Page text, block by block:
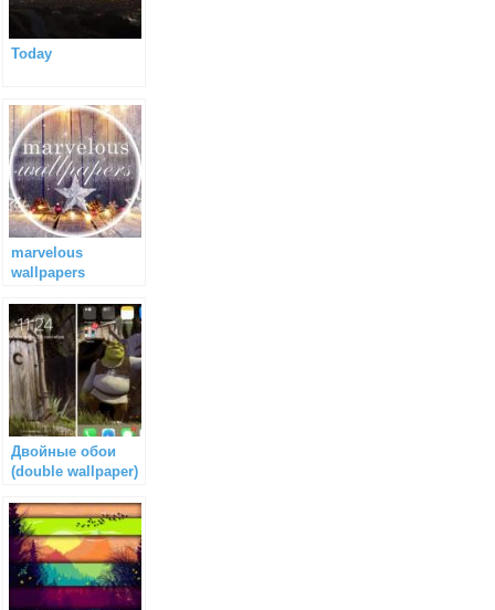
Today
marvelous
wallpapers
Двойные обои
(double wallpaper)